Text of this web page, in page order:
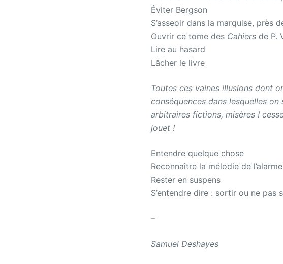
Éviter Bergson
S’asseoir dans la marquise, près
Ouvrir ce tome des Cahiers de P.
Lire au hasard
Lâcher le livre
Toutes ces vaines illusions dont
conséquences dans lesquelles
arbitraires fictions, misères !
jouet !
Entendre quelque chose
Reconnaître la mélodie de l’alarme
Rester en suspens
S’entendre dire : sortir ou ne pas
–
Samuel Deshayes